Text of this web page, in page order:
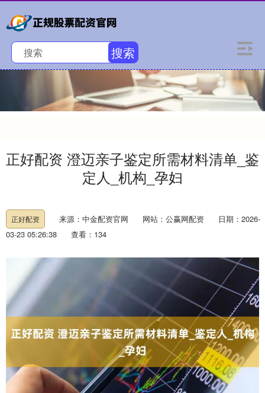
搜索
正好配资 澄迈亲子鉴定所需材料清单_鉴
定人_机构_孕妇
正好配资 来源：中金配资官网 网站：公赢网配资
日期：2026-
03-23 05:26:38
查看：134